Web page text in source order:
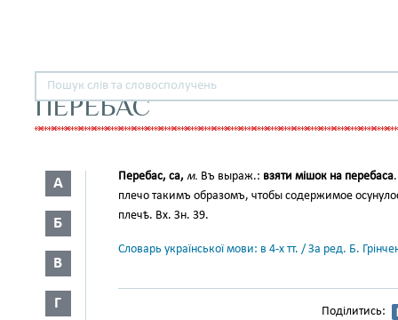
ПЕРЕБАС
А
Б
В
Г
Перебас, са, м. Въ выраж.: взяти мішок на перебаса
плечо такимъ образомъ, чтобы содержимое
плечѣ. Вх. Зн. 39.
Словарь української мови: в 4-х тт. / За ред. Б.
Поділитись: